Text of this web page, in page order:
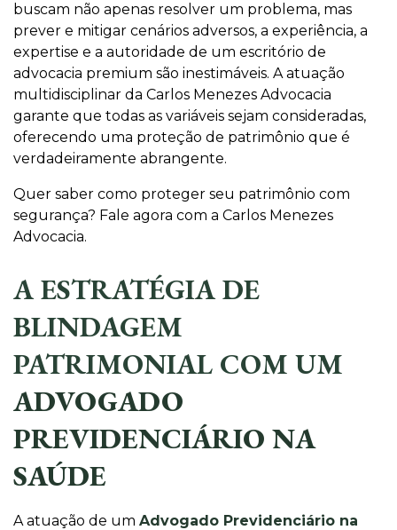
buscam não apenas resolver um problema, mas
prever e mitigar cenários adversos, a experiência, a
expertise e a autoridade de um escritório de
advocacia premium são inestimáveis. A atuação
multidisciplinar da Carlos Menezes Advocacia
garante que todas as variáveis sejam consideradas,
oferecendo uma proteção de patrimônio que é
verdadeiramente abrangente.
Quer saber como proteger seu patrimônio com
segurança? Fale agora com a Carlos Menezes
Advocacia.
A ESTRATÉGIA DE
BLINDAGEM
PATRIMONIAL COM UM
ADVOGADO
PREVIDENCIÁRIO NA
SAÚDE
A atuação de um Advogado Previdenciário na